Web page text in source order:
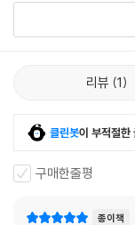
되고 이해하면서 성장
에게 힘과 용기, 자신감
리뷰 1
클린봇이 부적절한
구매한줄평
종이책